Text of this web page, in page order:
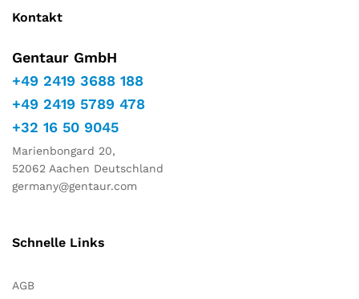
Kontakt
Gentaur GmbH
+49 2419 3688 188
+49 2419 5789 478
+32 16 50 9045
Marienbongard 20,
52062 Aachen Deutschland
germany@gentaur.com
Schnelle Links
AGB